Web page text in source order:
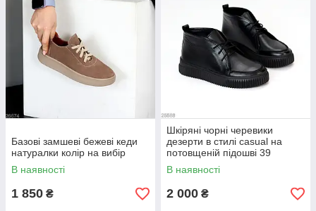
Базові замшеві бежеві кеди
натуралки колір на вибір
В наявності
1 850 ₴
Шкіряні чорні черевики
дезерти в стилі casual на
потовщеній підошві 39
В наявності
2 000 ₴